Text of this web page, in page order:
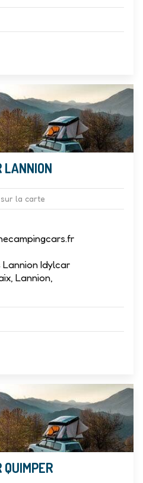
LANNION
la carte
Lannion Idylcar
Lannion,
QUIMPER